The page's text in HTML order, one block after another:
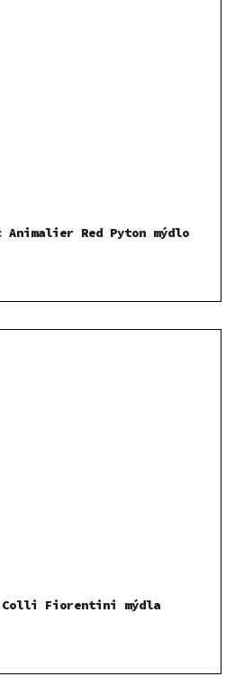
Animalier Red Pyton mýdlo
Colli Fiorentini mýdla